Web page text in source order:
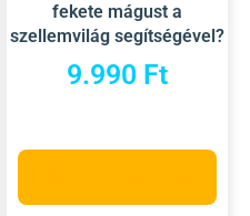
fekete mágust a
szellemvilág segítségével?
9.990 Ft